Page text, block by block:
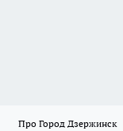
Про Город Дзержинск